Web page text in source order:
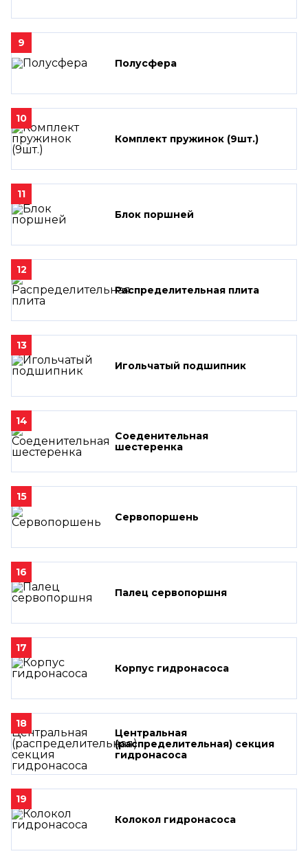
9
Полусфера
10
Комплект пружинок (9шт.)
11
Блок поршней
12
Распределительная плита
13
Игольчатый подшипник
14
Соеденительная
шестеренка
15
Сервопоршень
16
Палец сервопоршня
17
Корпус гидронасоса
18
Центральная
(распределительная) секция
гидронасоса
19
Колокол гидронасоса